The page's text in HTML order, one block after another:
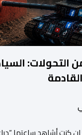
التحولات: